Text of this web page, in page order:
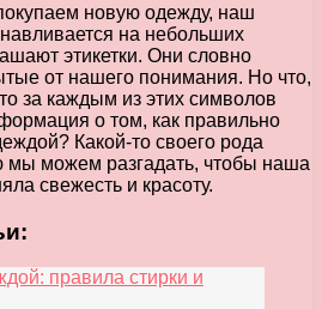
новую одежду, наш
на небольших
этикетки. Они словно
от нашего понимания. Но что,
за каждым из этих символов
о том, как правильно
Какой-то своего рода
мы можем разгадать, чтобы наша
свежесть и красоту.
правила стирки и